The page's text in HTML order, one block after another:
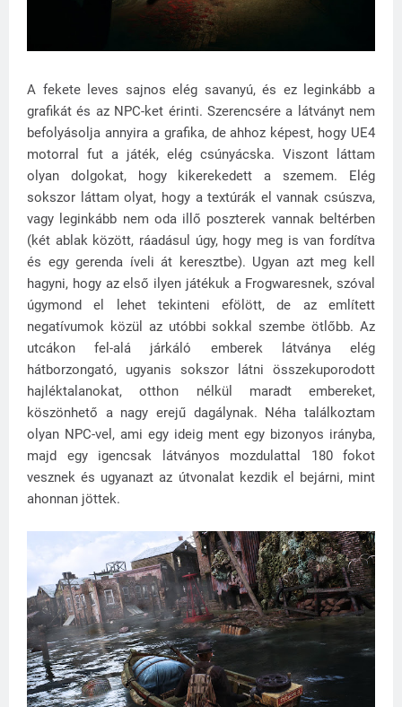
A fekete leves sajnos elég savanyú, és ez leginkább a
grafikát és az NPC-ket érinti. Szerencsére a látványt nem
befolyásolja annyira a grafika, de ahhoz képest, hogy UE4
motorral fut a játék, elég csúnyácska. Viszont láttam
olyan dolgokat, hogy kikerekedett a szemem. Elég
sokszor láttam olyat, hogy a textúrák el vannak csúszva,
vagy leginkább nem oda illő poszterek vannak beltérben
(két ablak között, ráadásul úgy, hogy meg is van fordítva
és egy gerenda íveli át keresztbe). Ugyan azt meg kell
hagyni, hogy az első ilyen játékuk a Frogwaresnek, szóval
úgymond el lehet tekinteni efölött, de az említett
negatívumok közül az utóbbi sokkal szembe ötlőbb. Az
utcákon fel-alá járkáló emberek látványa elég
hátborzongató, ugyanis sokszor látni összekuporodott
hajléktalanokat, otthon nélkül maradt embereket,
köszönhető a nagy erejű dagálynak. Néha találkoztam
olyan NPC-vel, ami egy ideig ment egy bizonyos irányba,
majd egy igencsak látványos mozdulattal 180 fokot
vesznek és ugyanazt az útvonalat kezdik el bejárni, mint
ahonnan jöttek.